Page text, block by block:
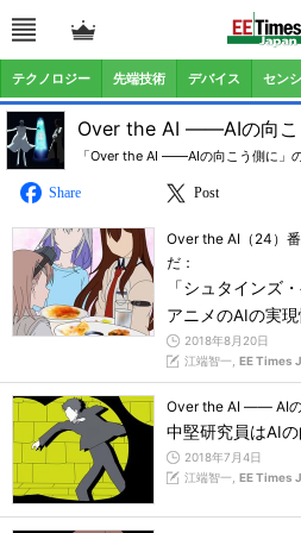
テクノロジー 先端技術 デバイス セン
Over the AI ――AIの向こ
「Over the AI ――AIの向こう側に」
Share Post
Over the AI（24）
だ：
「シュタインズ
アニメのAIの実
2018年8月20日
江端智一, EE Times
Over the AI ―― AIの
中堅研究員はAI
2018年7月4日
江端智一, EE Times